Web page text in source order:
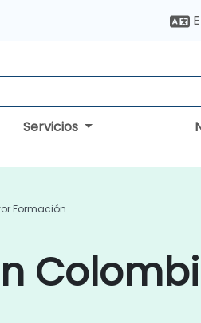
Servicios
Formación